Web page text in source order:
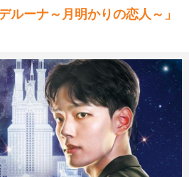
ルーナ～月明かりの恋人～」